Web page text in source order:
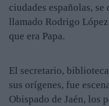
ciudades españolas, se
llamado Rodrigo
que era Papa.
El secretario,
sus orígenes, fue
Obispado de Jaén, los